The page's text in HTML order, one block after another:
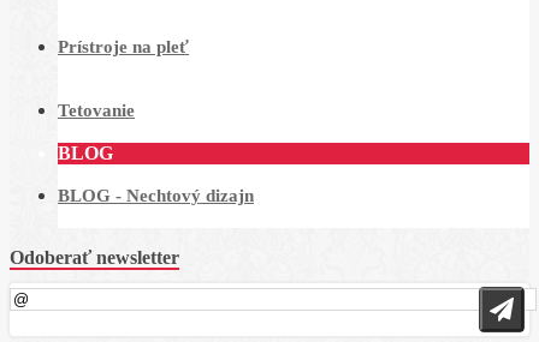
Prístroje na pleť
Tetovanie
BLOG
BLOG - Nechtový dizajn
Odoberať newsletter